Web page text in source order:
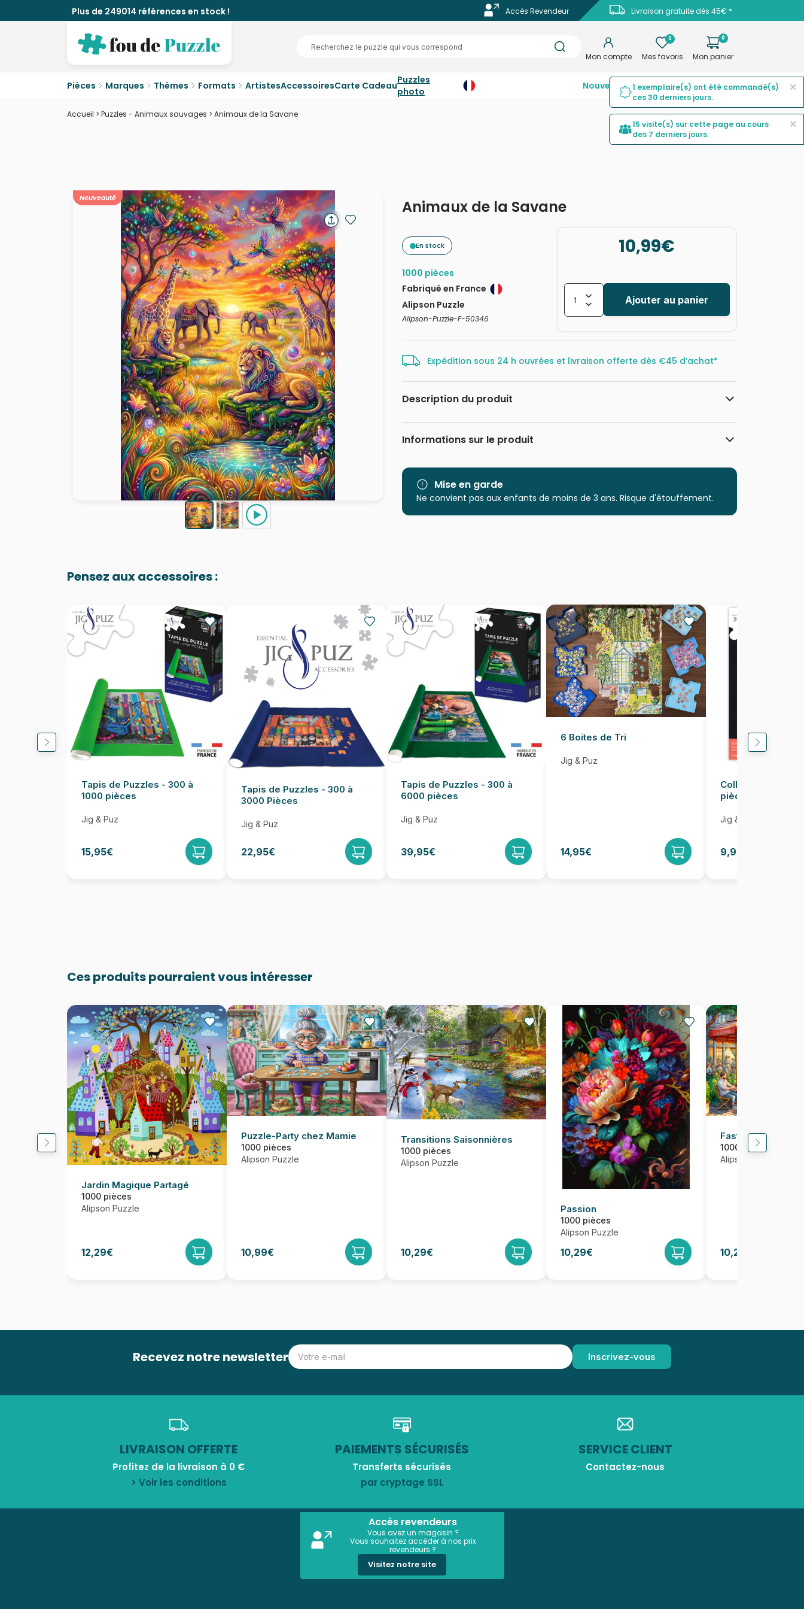
Plus de 249014 références en stock ! Livraison gratuite dès 45€ *
Accès Revendeur
Mon compte
0
Mes favoris
0
Mon panier
Pièces Marques Thèmes Formats ArtistesAccessoiresCarte CadeauPuzzles
photo
Nouveautés Top ventesPromotions
Accueil > Puzzles - Animaux sauvages > Animaux de la Savane
Nouveauté Animaux de la Savane
En stock
1000 pièces
Fabriqué en France
Alipson Puzzle
Alipson-Puzzle-F-50346
10,99€
Ajouter au panier
Expédition sous 24 h ouvrées et livraison offerte dès €45 d’achat*
Description du produit
Créé avec Adobe Firefly
Informations sur le produit
Catégorie
Age
Puzzle pour Adultes (500 à 48.000
pièces)
Mise en garde
Ne convient pas aux enfants de moins de 3 ans. Risque d'étouffement.
Pensez aux accessoires :
Tapis de Puzzles - 300 à
1000 pièces
Jig & Puz
15,95€
Tapis de Puzzles - 300 à
3000 Pièces
Jig & Puz
22,95€
Tapis de Puzzles - 300 à
6000 pièces
Jig & Puz
39,95€
6 Boites de Tri
Jig & Puz
14,95€
Colle pour Puzzle
pièces
Jig & Puz
9,95€
Ces produits pourraient vous intéresser
Jardin Magique Partagé
1000 pièces
Alipson Puzzle
12,29€
Puzzle-Party chez Mamie
1000 pièces
Alipson Puzzle
10,99€
Transitions Saisonnières
1000 pièces
Alipson Puzzle
10,29€
Passion
1000 pièces
Alipson Puzzle
10,29€
Fast and
1000 pièces
Alipson Puzzle
10,29€
Recevez notre newsletter
LIVRAISON OFFERTE
Profitez de la livraison à 0 €
> Voir les conditions
PAIEMENTS SÉCURISÉS
Transferts sécurisés
par cryptage SSL
SERVICE CLIENT
Contactez-nous
Accès revendeurs
Vous avez un magasin ?
Vous souhaitez accéder à nos prix
revendeurs ?
Visitez notre site
×
1 exemplaire(s) ont été commandé(s)
ces 30 derniers jours.
×
15 visite(s) sur cette page au cours
des 7 derniers jours.